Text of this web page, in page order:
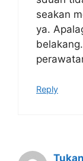
seakan
ya.
Reply